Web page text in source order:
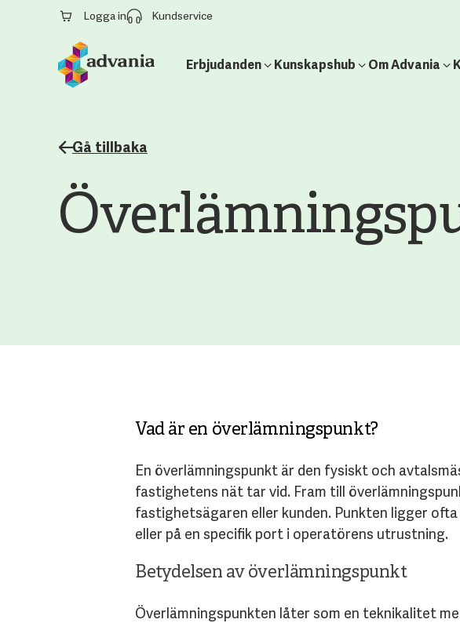
Logga in Kundservice
Erbjudanden Kunskapshub Om Advania
Gå tillbaka
Vad är en överlämningspunkt?
En överlämningspunkt är den fysiskt och
fastighetens nät tar vid. Fram till
fastighetsägaren eller kunden. Punkten ligger
eller på en specifik port i operatörens utrustning.
Betydelsen av överlämningspunkt
Överlämningspunkten låter som en teknikalitet